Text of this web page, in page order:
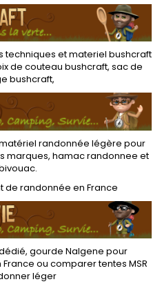
techniques etmateriel bushcraft
de couteau bushcraft, sac de
bushcraft,
randonnée légère pour
marques, hamac randonnee et
.
de randonnée en France
gourde Nalgene pour
France ou comparer tentes MSR
léger